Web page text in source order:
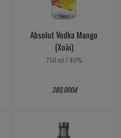
Absolut Vodka Mango
(Xoài)
750 ml /40%
380,000đ